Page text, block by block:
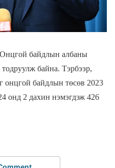
байдлын албаны
тодруулж байна. Тэрбээр,
онцгой байдлын төсөв 2023
онд 2 дахин нэмэгдэж 426